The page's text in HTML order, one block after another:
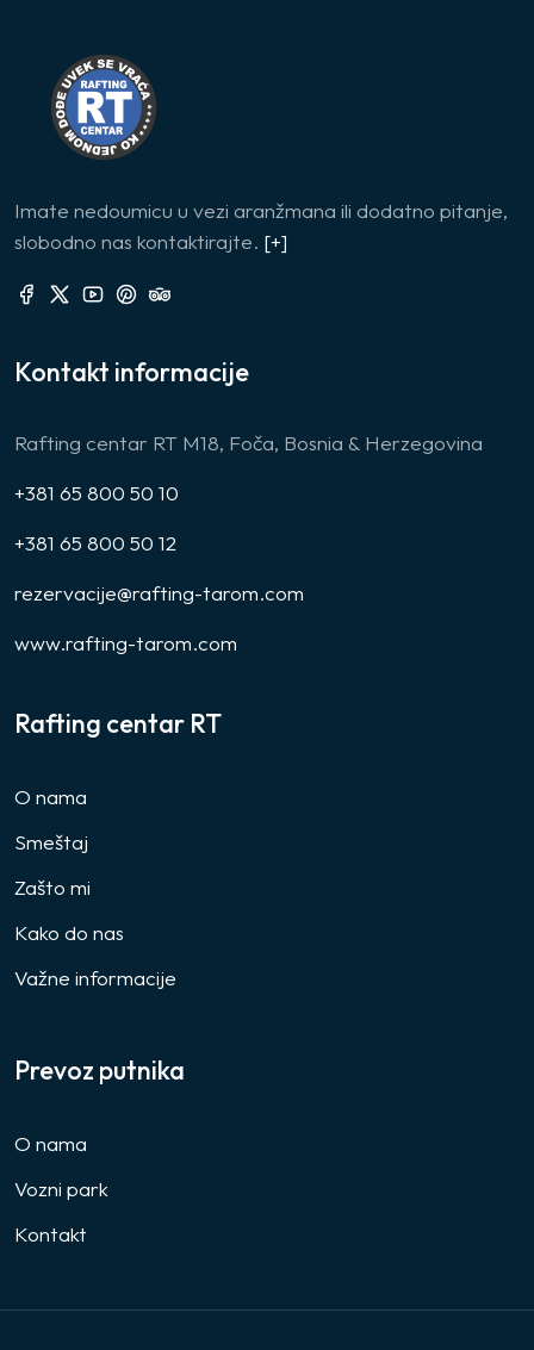
Imate nedoumicu u vezi aranžmana ili dodatno pitanje,
slobodno nas kontaktirajte. [+]
Kontakt informacije
Rafting centar RT M18, Foča, Bosnia & Herzegovina
+381 65 800 50 10
+381 65 800 50 12
rezervacije@rafting-tarom.com
www.rafting-tarom.com
Rafting centar RT
O nama
Smeštaj
Zašto mi
Kako do nas
Važne informacije
Prevoz putnika
O nama
Vozni park
Kontakt